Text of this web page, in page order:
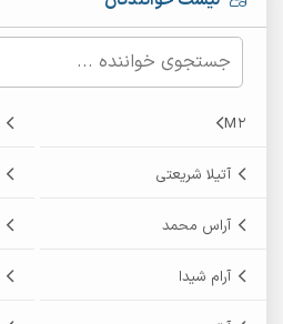
M2
آتیلا شریعتی
آراس محمد
آرام شیدا